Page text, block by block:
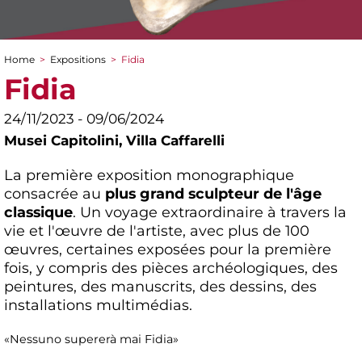
You are here
Home > Expositions > Fidia
Fidia
24/11/2023 - 09/06/2024
Musei Capitolini, Villa Caffarelli
La première exposition monographique
consacrée au plus grand sculpteur de l'âge
classique. Un voyage extraordinaire à travers la
vie et l'œuvre de l'artiste, avec plus de 100
œuvres, certaines exposées pour la première
fois, y compris des pièces archéologiques, des
peintures, des manuscrits, des dessins, des
installations multimédias.
«Nessuno supererà mai Fidia»